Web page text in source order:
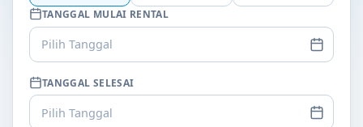
TANGGAL MULAI RENTAL
Pilih Tanggal
TANGGAL SELESAI
Pilih Tanggal